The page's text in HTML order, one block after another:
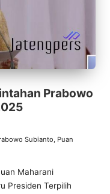
Prabowo
Subianto, Puan
Maharani
Presiden Terpilih